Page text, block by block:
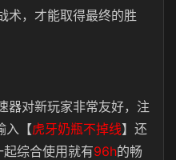
术，才能取得最终的胜
器对新玩家非常友好，注
入【虎牙奶瓶不掉线】还
综合使用就有96h的畅